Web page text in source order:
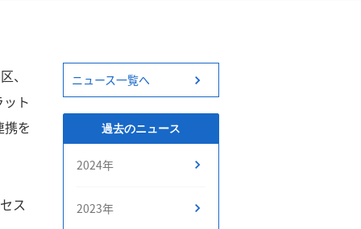
、
ト
を
ス
ニュース一覧へ
過去のニュース
2024年
2023年